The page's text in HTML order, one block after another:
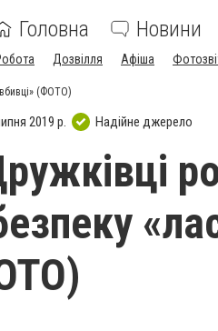
Головна Новини
Дозвілля Афіша
(ФОТО)
2019 р. Надійне джерело